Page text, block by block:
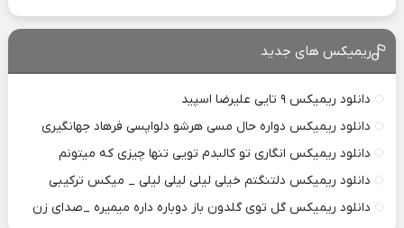
ریمیکس های جدید
دانلود ریمیکس ۹ تایی علیرضا اسپید
دانلود ریمیکس دواره حال مسی هرشو دلواپسی فرهاد جهانگیری
دانلود ریمیکس انگاری تو کالبدم تویی تنها چیزی که میتونم
دانلود ریمیکس دلتنگتم خیلی لیلی لیلی لیلی _ میکس ترکیبی
دانلود ریمیکس گل توی گلدون باز دوباره داره میمیره _صدای زن